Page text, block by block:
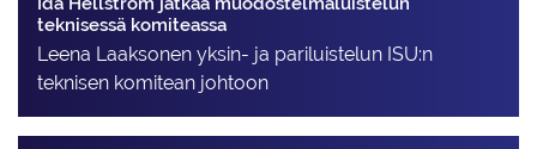
teknisessä komiteassa
Leena Laaksonen yksin- ja pariluistelun ISU:n
teknisen komitean johtoon